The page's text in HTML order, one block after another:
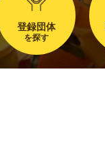
登録団体
を探す